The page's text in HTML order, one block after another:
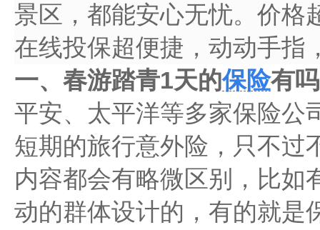
景区，都能安心无忧。价格
在线投保超便捷，动动手指
一、春游踏青1天的保险有
平安、太平洋等多家保险公
短期的旅行意外险，只不过
内容都会有略微区别，比如
动的群体设计的，有的就是